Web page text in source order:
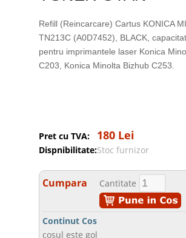
Refill (Reincarcare) Cartus KONICA
TN213C (A0D7452), BLACK,
pentru imprimantele laser Konica
C203, Konica Minolta Bizhub C253.
Pret cu TVA: 180 Lei
Dispnibilitate:Stoc furnizor
Cumpara Cantitate
Continut Cos
cosul este gol